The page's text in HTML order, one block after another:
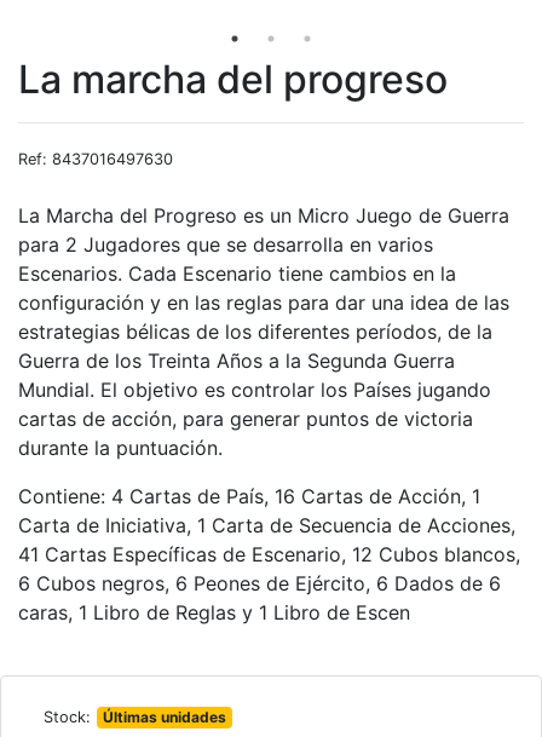
La marcha del progreso
Ref: 8437016497630
La Marcha del Progreso es un Micro Juego de Guerra
para 2 Jugadores que se desarrolla en varios
Escenarios. Cada Escenario tiene cambios en la
configuración y en las reglas para dar una idea de las
estrategias bélicas de los diferentes períodos, de la
Guerra de los Treinta Años a la Segunda Guerra
Mundial. El objetivo es controlar los Países jugando
cartas de acción, para generar puntos de victoria
durante la puntuación.
Contiene: 4 Cartas de País, 16 Cartas de Acción, 1
Carta de Iniciativa, 1 Carta de Secuencia de Acciones,
41 Cartas Específicas de Escenario, 12 Cubos blancos,
6 Cubos negros, 6 Peones de Ejército, 6 Dados de 6
caras, 1 Libro de Reglas y 1 Libro de Escen
Stock: Últimas unidades